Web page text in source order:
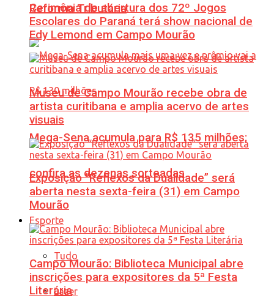
Reforma Tributária
Mega-Sena acumula para R$ 135 milhões;
confira as dezenas sorteadas
Esporte
Tudo
Lazer
Cerimônia de abertura dos 72º Jogos
Escolares do Paraná terá show nacional de
Edy Lemond em Campo Mourão
Museu de Campo Mourão recebe obra de
artista curitibana e amplia acervo de artes
visuais
Exposição “Reflexos da Dualidade” será
aberta nesta sexta-feira (31) em Campo
Mourão
Campo Mourão: Biblioteca Municipal abre
inscrições para expositores da 5ª Festa
Literária